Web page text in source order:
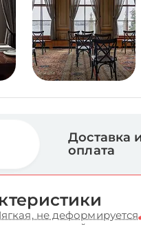
Доставка
оплата
не деформируется